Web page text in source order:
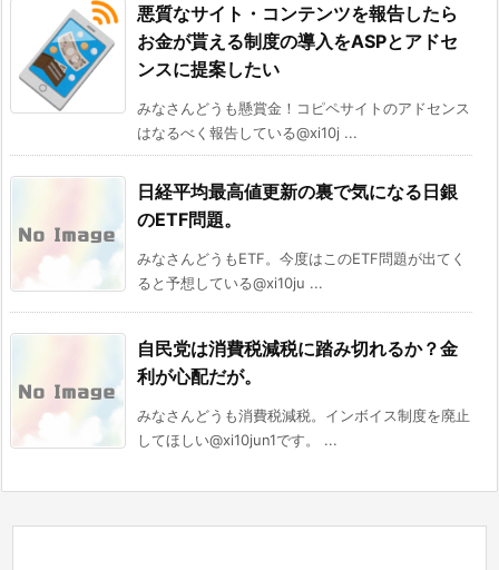
悪質なサイト・コンテンツを報告したら
お金が貰える制度の導入をASPとアドセ
ンスに提案したい
みなさんどうも懸賞金！コピペサイトのアドセンス
はなるべく報告している@xi10j ...
日経平均最高値更新の裏で気になる日銀
のETF問題。
みなさんどうもETF。今度はこのETF問題が出てく
ると予想している@xi10ju ...
自民党は消費税減税に踏み切れるか？金
利が心配だが。
みなさんどうも消費税減税。インボイス制度を廃止
してほしい@xi10jun1です。 ...